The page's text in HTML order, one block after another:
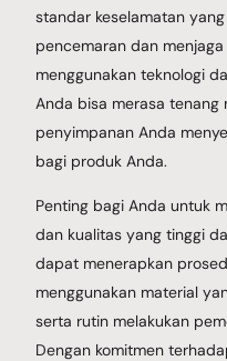
standar keselamatan
pencemaran dan
menggunakan teknologi
Anda bisa merasa
penyimpanan Anda
bagi produk Anda.
Penting bagi Anda untuk
dan kualitas yang tinggi
dapat menerapkan
menggunakan material
serta rutin melakukan
Dengan komitmen